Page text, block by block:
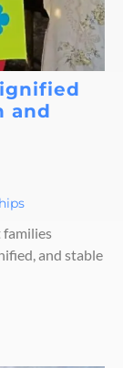
and
families
and stable